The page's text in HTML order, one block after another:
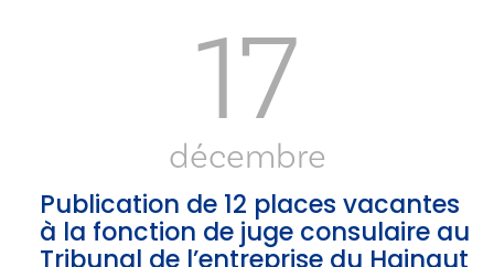
17
décembre
Publication de 12 places vacantes
à la fonction de juge consulaire au
Tribunal de l’entreprise du Hainaut